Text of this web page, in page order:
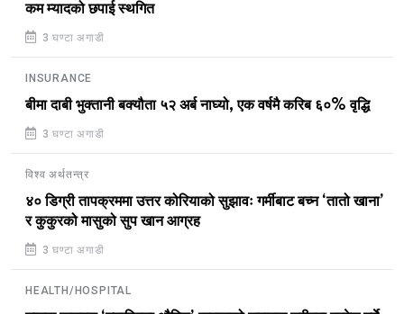
कम म्यादको छपाई स्थगित
3 घण्टा अगाडी
INSURANCE
बीमा दाबी भुक्तानी बक्यौता ५२ अर्ब नाघ्यो, एक वर्षमै करिब ६०% वृद्धि
3 घण्टा अगाडी
विश्व अर्थतन्त्र
४० डिग्री तापक्रममा उत्तर कोरियाको सुझावः गर्मीबाट बच्न ‘तातो खाना’
र कुकुरको मासुको सुप खान आग्रह
3 घण्टा अगाडी
HEALTH/HOSPITAL